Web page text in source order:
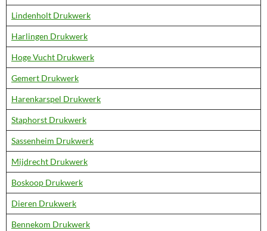
Lindenholt Drukwerk
Harlingen Drukwerk
Hoge Vucht Drukwerk
Gemert Drukwerk
Harenkarspel Drukwerk
Staphorst Drukwerk
Sassenheim Drukwerk
Mijdrecht Drukwerk
Boskoop Drukwerk
Dieren Drukwerk
Bennekom Drukwerk